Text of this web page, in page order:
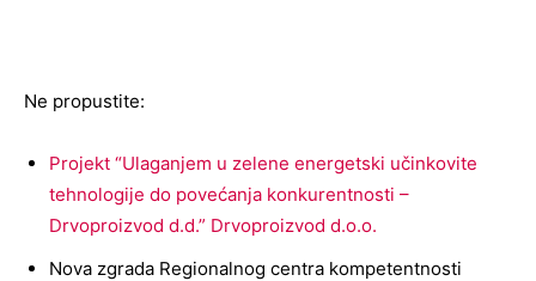
Ne propustite:
Projekt “Ulaganjem u zelene energetski učinkovite
tehnologije do povećanja konkurentnosti –
Drvoproizvod d.d.” Drvoproizvod d.o.o.
Nova zgrada Regionalnog centra kompetentnosti